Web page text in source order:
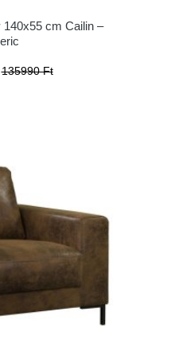
cm Cailin –
135990 Ft